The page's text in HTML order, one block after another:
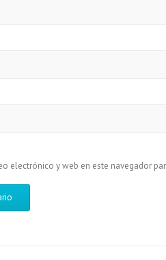
electrónico y web en este navegador